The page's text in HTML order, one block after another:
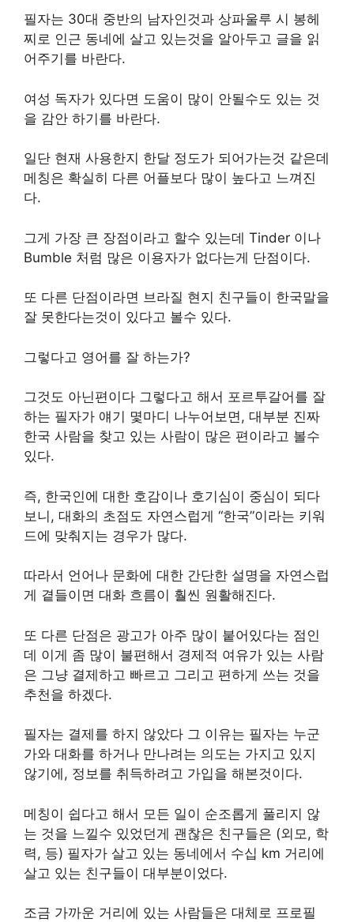
필자는 30대 중반의 남자인것과 상파울루 시 봉헤
찌로 인근 동네에 살고 있는것을 알아두고 글을 읽
어주기를 바란다.
여성 독자가 있다면 도움이 많이 안될수도 있는 것
을 감안 하기를 바란다.
일단 현재 사용한지 한달 정도가 되어가는것 같은데
메칭은 확실히 다른 어플보다 많이 높다고 느껴진
다.
그게 가장 큰 장점이라고 할수 있는데 Tinder 이나
Bumble 처럼 많은 이용자가 없다는게 단점이다.
또 다른 단점이라면 브라질 현지 친구들이 한국말을
잘 못한다는것이 있다고 볼수 있다.
그렇다고 영어를 잘 하는가?
그것도 아닌편이다 그렇다고 해서 포르투갈어를 잘
하는 필자가 얘기 몇마디 나누어보면, 대부분 진짜
한국 사람을 찾고 있는 사람이 많은 편이라고 볼수
있다.
즉, 한국인에 대한 호감이나 호기심이 중심이 되다
보니, 대화의 초점도 자연스럽게 “한국”이라는 키워
드에 맞춰지는 경우가 많다.
따라서 언어나 문화에 대한 간단한 설명을 자연스럽
게 곁들이면 대화 흐름이 훨씬 원활해진다.
또 다른 단점은 광고가 아주 많이 붙어있다는 점인
데 이게 좀 많이 불편해서 경제적 여유가 있는 사람
은 그냥 결제하고 빠르고 그리고 편하게 쓰는 것을
추천을 하겠다.
필자는 결제를 하지 않았다 그 이유는 필자는 누군
가와 대화를 하거나 만나려는 의도는 가지고 있지
않기에, 정보를 취득하려고 가입을 해본것이다.
메칭이 쉽다고 해서 모든 일이 순조롭게 풀리지 않
는 것을 느낄수 있었던게 괜찮은 친구들은 (외모, 학
력, 등) 필자가 살고 있는 동네에서 수십 km 거리에
살고 있는 친구들이 대부분이었다.
조금 가까운 거리에 있는 사람들은 대체로 프로필